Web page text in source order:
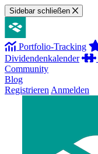
Sidebar schließen
Portfolio-Tracking
Dividendenkalender
Community
Blog
Registrieren Anmelden